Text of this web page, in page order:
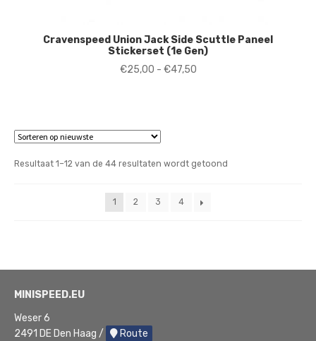
Cravenspeed Union Jack Side Scuttle Paneel
Stickerset (1e Gen)
€25,00 - €47,50Prijsklasse:
Resultaat 1–12 van de 44 resultaten wordt getoondGesorteerd
1
2 3 4
MINISPEED.EU
Weser 6
2491 DE Den Haag /
Route